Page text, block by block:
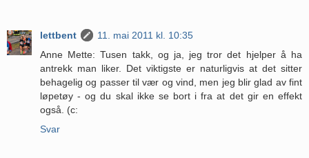
lettbent
11. mai 2011 kl. 10:35
Anne Mette: Tusen takk, og ja, jeg tror det hjelper å ha
antrekk man liker. Det viktigste er naturligvis at det sitter
behagelig og passer til vær og vind, men jeg blir glad av fint
løpetøy - og du skal ikke se bort i fra at det gir en effekt
også. (c:
Svar